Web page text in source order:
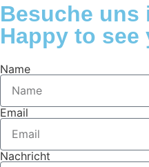
Besuche uns
Happy to see
Name
Email
Nachricht